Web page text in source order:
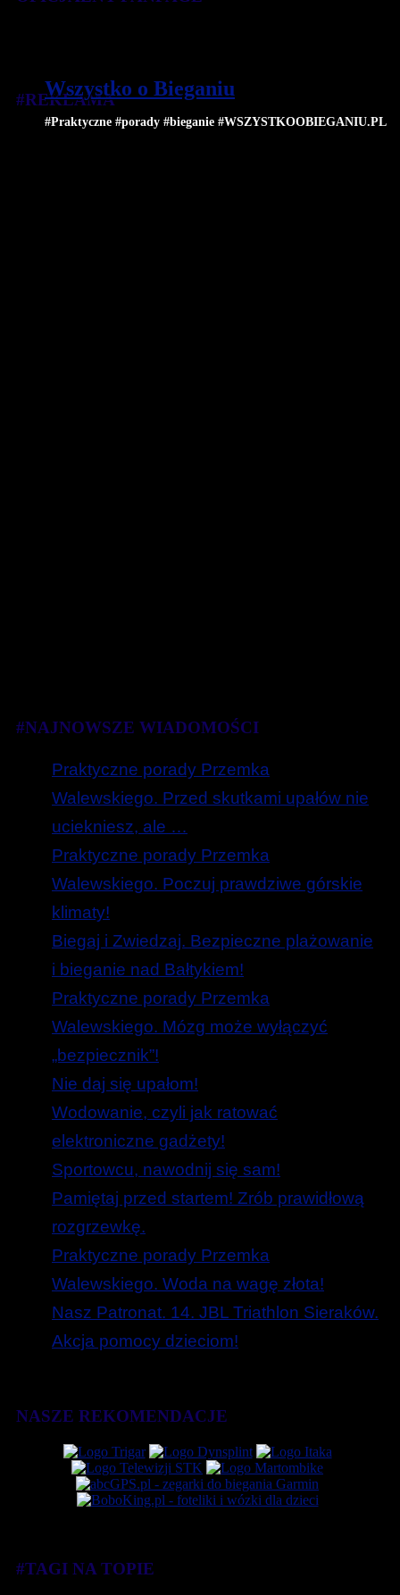
Wszystko o Bieganiu
#Praktyczne #porady #bieganie #WSZYSTKOOBIEGANIU.PL
#REKLAMA
#NAJNOWSZE WIADOMOŚCI
Praktyczne porady Przemka
Walewskiego. Przed skutkami upałów nie
uciekniesz, ale …
Praktyczne porady Przemka
Walewskiego. Poczuj prawdziwe górskie
klimaty!
Biegaj i Zwiedzaj. Bezpieczne plażowanie
i bieganie nad Bałtykiem!
Praktyczne porady Przemka
Walewskiego. Mózg może wyłączyć
„bezpiecznik”!
Nie daj się upałom!
Wodowanie, czyli jak ratować
elektroniczne gadżety!
Sportowcu, nawodnij się sam!
Pamiętaj przed startem! Zrób prawidłową
rozgrzewkę.
Praktyczne porady Przemka
Walewskiego. Woda na wagę złota!
Nasz Patronat. 14. JBL Triathlon Sieraków.
Akcja pomocy dzieciom!
NASZE REKOMENDACJE
#TAGI NA TOPIE